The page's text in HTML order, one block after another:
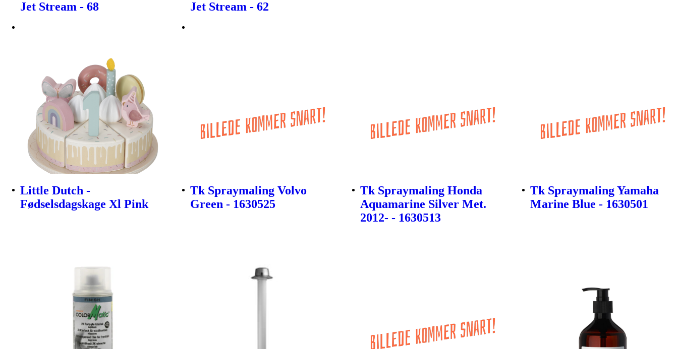
Jet Stream - 68
Jet Stream - 62
Little Dutch -
Fødselsdagskage Xl Pink
Tk Spraymaling Volvo
Green - 1630525
Tk Spraymaling Honda
Aquamarine Silver Met.
2012- - 1630513
Tk Spraymaling Yamaha
Marine Blue - 1630501